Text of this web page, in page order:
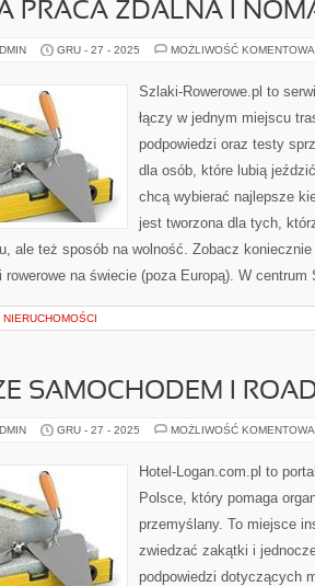
A PRACA ZDALNA I
GRU - 27 - 2025 MOŻLIWOŚĆ
Szlaki-Rowerowe.pl to
łączy w jednym miejscu
podpowiedzi oraz testy
dla osób, które lubią
chcą wybierać najlepsze
jest tworzona dla tych,
ale też sposób na wolność. Zobacz
rowerowe na świecie (poza Europą). W
NIERUCHOMOŚCI
SAMOCHODEM I
GRU - 27 - 2025 MOŻLIWOŚĆ
Hotel-Logan.com.pl to
Polsce, który pomaga
przemyślany. To miejsce
zwiedzać zakątki i
podpowiedzi dotyczących